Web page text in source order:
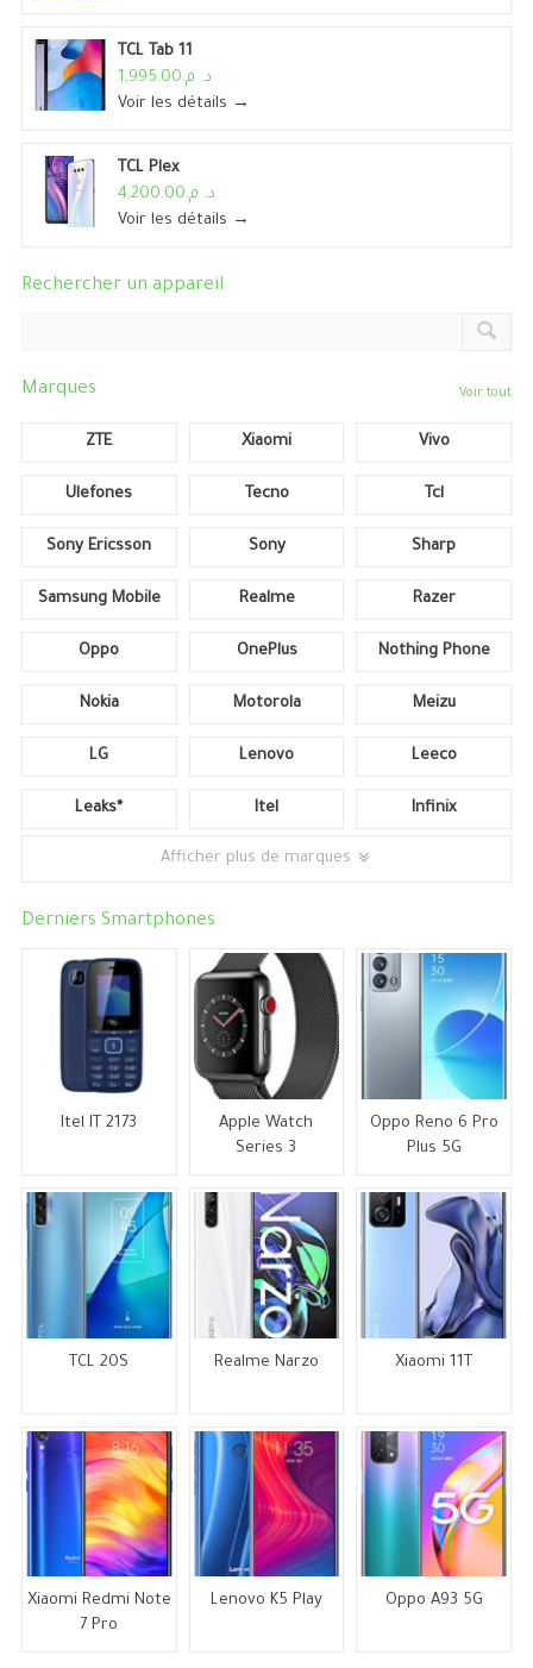
TCL Tab 11
د. م.1,995.00
Voir les détails →
TCL Plex
د. م.4,200.00
Voir les détails →
Rechercher un appareil
Marques Voir tout
ZTE Xiaomi Vivo
Ulefones Tecno Tcl
Sony Ericsson Sony Sharp
Samsung Mobile Realme Razer
Oppo OnePlus Nothing Phone
Nokia Motorola Meizu
LG Lenovo Leeco
Leaks* Itel Infinix
Afficher plus de marques
Derniers Smartphones
Itel IT 2173
Apple Watch
Series 3
Oppo Reno 6 Pro
Plus 5G
TCL 20S Realme Narzo Xiaomi 11T
Xiaomi Redmi Note
7 Pro
Lenovo K5 Play Oppo A93 5G